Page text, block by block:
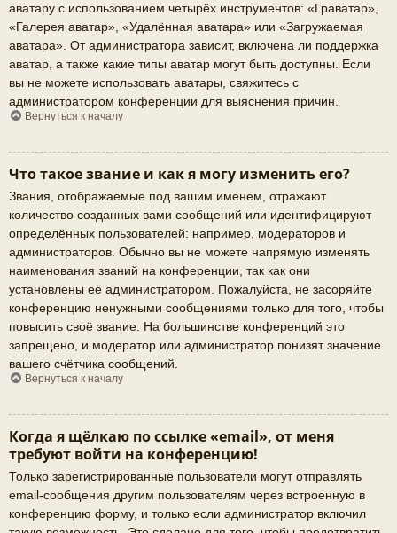
аватару с использованием четырёх инструментов: «Граватар»,
«Галерея аватар», «Удалённая аватара» или «Загружаемая
аватара». От администратора зависит, включена ли поддержка
аватар, а также какие типы аватар могут быть доступны. Если
вы не можете использовать аватары, свяжитесь с
администратором конференции для выяснения причин.
Вернуться к началу
Что такое звание и как я могу изменить его?
Звания, отображаемые под вашим именем, отражают
количество созданных вами сообщений или идентифицируют
определённых пользователей: например, модераторов и
администраторов. Обычно вы не можете напрямую изменять
наименования званий на конференции, так как они
установлены её администратором. Пожалуйста, не засоряйте
конференцию ненужными сообщениями только для того, чтобы
повысить своё звание. На большинстве конференций это
запрещено, и модератор или администратор понизят значение
вашего счётчика сообщений.
Вернуться к началу
Когда я щёлкаю по ссылке «email», от меня
требуют войти на конференцию!
Только зарегистрированные пользователи могут отправлять
email-сообщения другим пользователям через встроенную в
конференцию форму, и только если администратор включил